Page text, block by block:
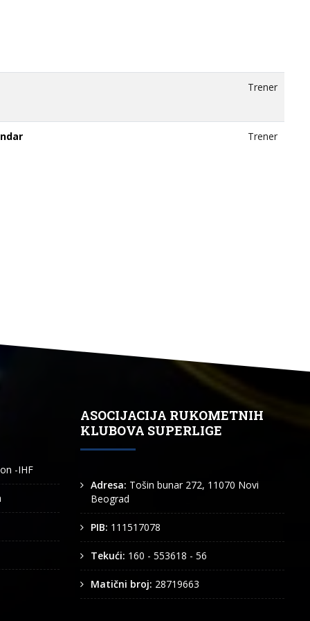
Trener
Trener
-IHF
ASOCIJACIJA RUKOMETNIH
KLUBOVA SUPERLIGE
Adresa: Tošin bunar 272, 11070 Novi
Beograd
PIB: 111517078
Tekući: 160 - 553618 - 56
Matični broj: 28719663